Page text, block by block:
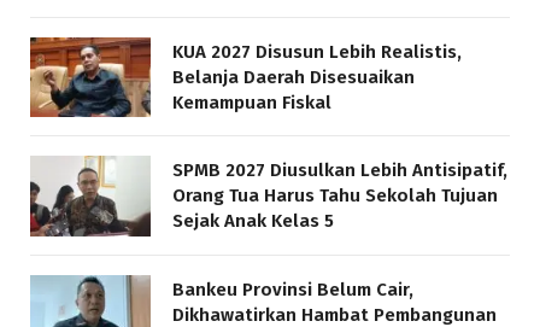
KUA 2027 Disusun Lebih Realistis,
Belanja Daerah Disesuaikan
Kemampuan Fiskal
SPMB 2027 Diusulkan Lebih Antisipatif,
Orang Tua Harus Tahu Sekolah Tujuan
Sejak Anak Kelas 5
Bankeu Provinsi Belum Cair,
Dikhawatirkan Hambat Pembangunan